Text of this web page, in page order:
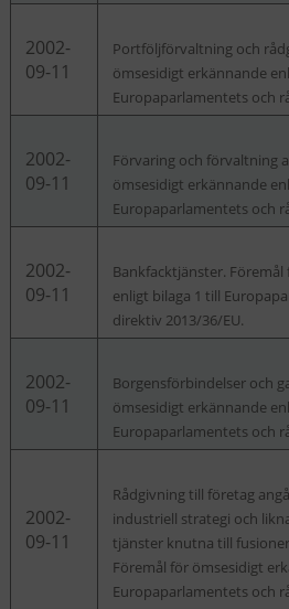
2002-
09-11
Portföljförvaltning och
ömsesidigt erkännande
Europaparlamentets och
2002-
09-11
Förvaring och förvaltning
ömsesidigt erkännande
Europaparlamentets och
2002-
09-11
Bankfacktjänster.
enligt bilaga 1 till
direktiv 2013/36/EU.
2002-
09-11
Borgensförbindelser och
ömsesidigt erkännande
Europaparlamentets och
2002-
09-11
Rådgivning till företag
industriell strategi och
tjänster knutna till
Föremål för ömsesidigt
Europaparlamentets och